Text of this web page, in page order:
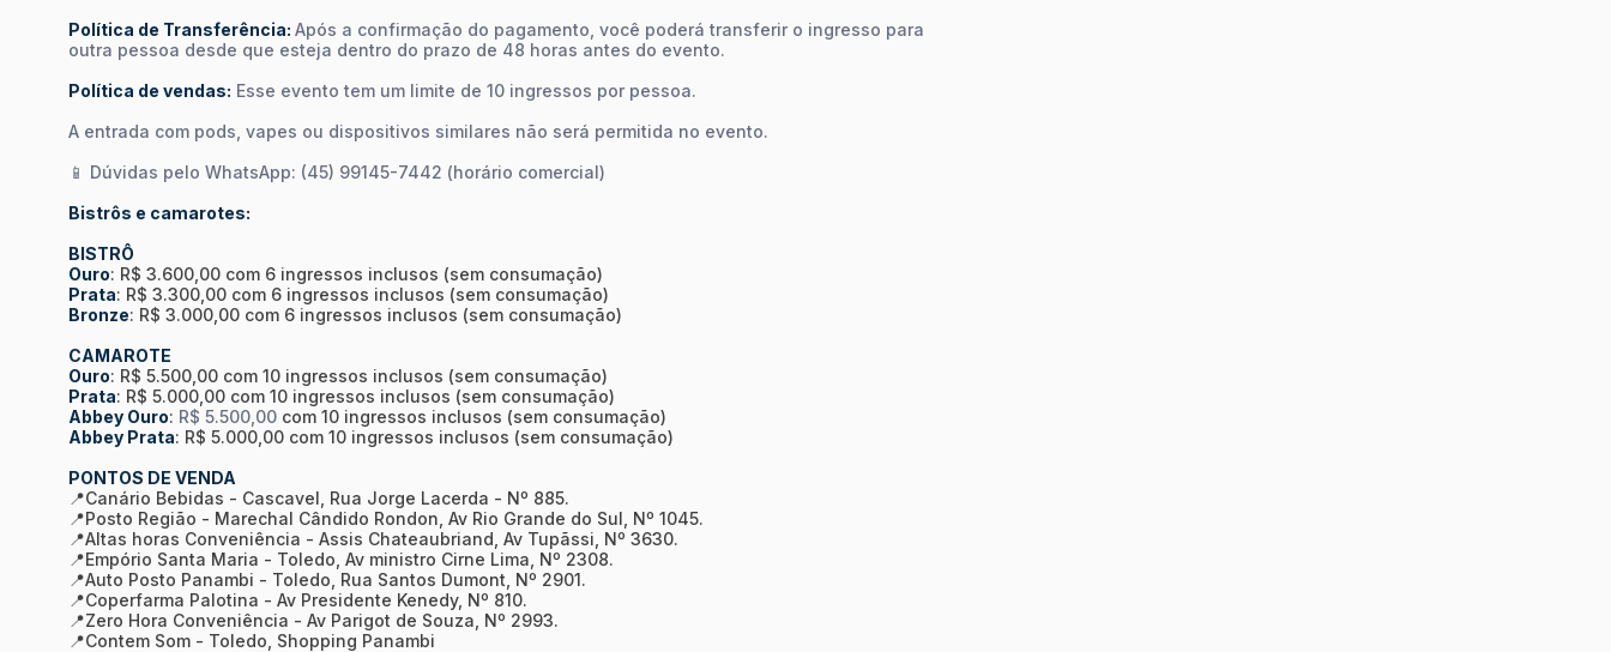
Política de Transferência: Após a confirmação do pagamento, você poderá transferir o ingresso para
outra pessoa desde que esteja dentro do prazo de 48 horas antes do evento.
Política de vendas: Esse evento tem um limite de 10 ingressos por pessoa.
A entrada com pods, vapes ou dispositivos similares não será permitida no evento.
📱 Dúvidas pelo WhatsApp: (45) 99145-7442 (horário comercial)
Bistrôs e camarotes:
BISTRÔ
Ouro: R$ 3.600,00 com 6 ingressos inclusos (sem consumação)
Prata: R$ 3.300,00 com 6 ingressos inclusos (sem consumação)
Bronze: R$ 3.000,00 com 6 ingressos inclusos (sem consumação)
CAMAROTE
Ouro: R$ 5.500,00 com 10 ingressos inclusos (sem consumação)
Prata: R$ 5.000,00 com 10 ingressos inclusos (sem consumação)
Abbey Ouro: R$ 5.500,00 com 10 ingressos inclusos (sem consumação)
Abbey Prata: R$ 5.000,00 com 10 ingressos inclusos (sem consumação)
PONTOS DE VENDA
📍Canário Bebidas - Cascavel, Rua Jorge Lacerda - Nº 885.
📍Posto Região - Marechal Cândido Rondon, Av Rio Grande do Sul, Nº 1045.
📍Altas horas Conveniência - Assis Chateaubriand, Av Tupãssi, Nº 3630.
📍Empório Santa Maria - Toledo, Av ministro Cirne Lima, Nº 2308.
📍Auto Posto Panambi - Toledo, Rua Santos Dumont, Nº 2901.
📍Coperfarma Palotina - Av Presidente Kenedy, Nº 810.
📍Zero Hora Conveniência - Av Parigot de Souza, Nº 2993.
📍Contem Som - Toledo, Shopping Panambi